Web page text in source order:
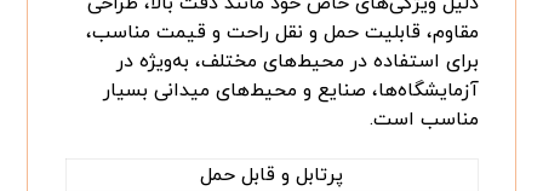
مقاوم، قابلیت حمل و نقل راحت و قیمت مناسب،
برای استفاده در محیط‌های مختلف، به‌ویژه در
آزمایشگاه‌ها، صنایع و محیط‌های میدانی بسیار
مناسب است.
پرتابل و قابل حمل